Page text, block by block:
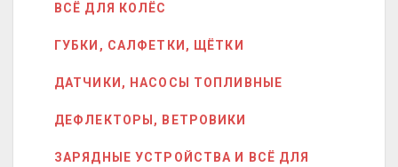
ВСЁ ДЛЯ КОЛЁС
ГУБКИ, САЛФЕТКИ, ЩЁТКИ
ДАТЧИКИ, НАСОСЫ ТОПЛИВНЫЕ
ДЕФЛЕКТОРЫ, ВЕТРОВИКИ
ЗАРЯДНЫЕ УСТРОЙСТВА И ВСЁ ДЛЯ